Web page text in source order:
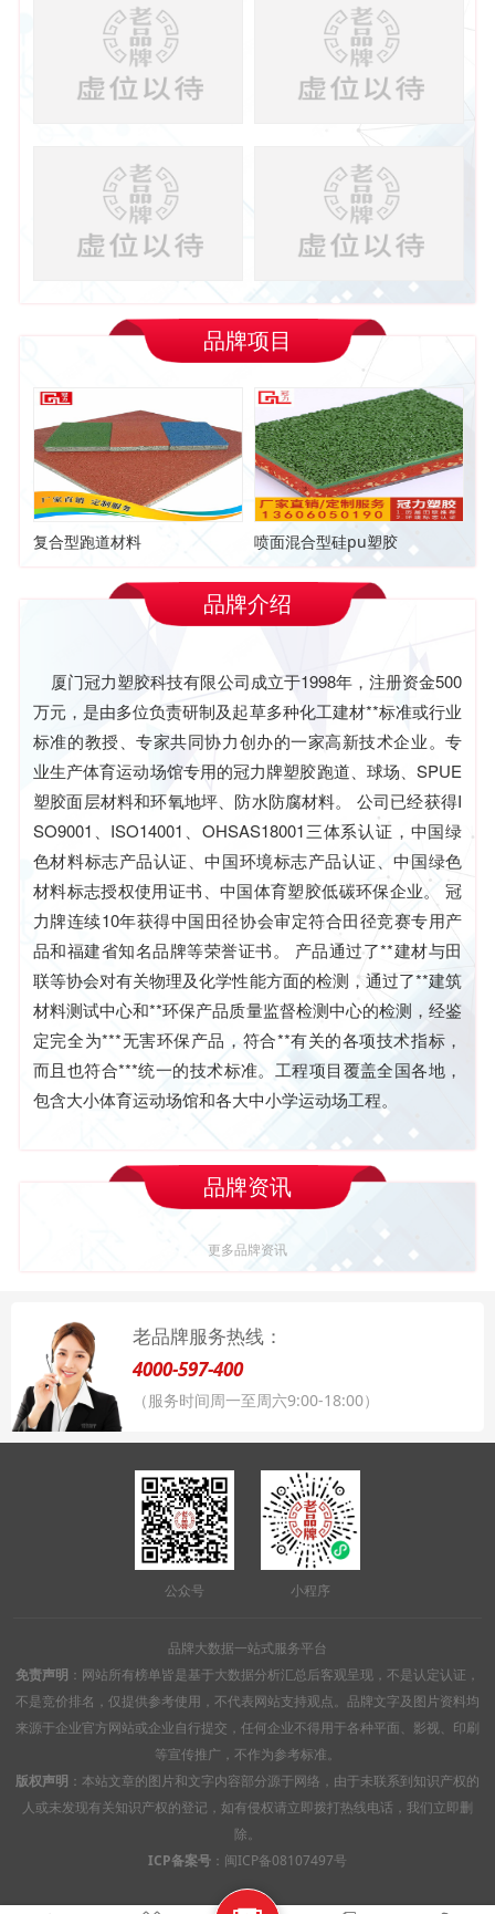
品牌项目
复合型跑道材料 喷面混合型硅pu塑胶
品牌介绍
厦门冠力塑胶科技有限公司成立于1998年，注册资金500
万元，是由多位负责研制及起草多种化工建材**标准或行业
标准的教授、专家共同协力创办的一家高新技术企业。专
业生产体育运动场馆专用的冠力牌塑胶跑道、球场、SPUE
塑胶面层材料和环氧地坪、防水防腐材料。 公司已经获得I
SO9001、ISO14001、OHSAS18001三体系认证，中国绿
色材料标志产品认证、中国环境标志产品认证、中国绿色
材料标志授权使用证书、中国体育塑胶低碳环保企业。 冠
力牌连续10年获得中国田径协会审定符合田径竞赛专用产
品和福建省知名品牌等荣誉证书。 产品通过了**建材与田
联等协会对有关物理及化学性能方面的检测，通过了**建筑
材料测试中心和**环保产品质量监督检测中心的检测，经鉴
定完全为***无害环保产品，符合**有关的各项技术指标，
而且也符合***统一的技术标准。工程项目覆盖全国各地，
包含大小体育运动场馆和各大中小学运动场工程。
品牌资讯
更多品牌资讯
老品牌服务热线：
4000-597-400
（服务时间周一至周六9:00-18:00）
公众号 小程序
品牌大数据一站式服务平台
免责声明 ：网站所有榜单皆是基于大数据分析汇总后客观呈现，不是认定认证，
不是竞价排名，仅提供参考使用，不代表网站支持观点。品牌文字及图片资料均
来源于企业官方网站或企业自行提交，任何企业不得用于各种平面、影视、印刷
等宣传推广，不作为参考标准。
版权声明 ：本站文章的图片和文字内容部分源于网络，由于未联系到知识产权的
人或未发现有关知识产权的登记，如有侵权请立即拨打热线电话，我们立即删
除。
ICP备案号 ： 闽ICP备08107497号